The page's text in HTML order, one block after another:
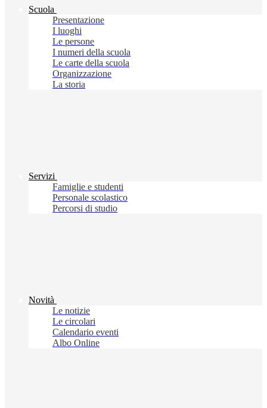
Scuola
Presentazione
I luoghi
Le persone
I numeri della scuola
Le carte della scuola
Organizzazione
La storia
Servizi
Famiglie e studenti
Personale scolastico
Percorsi di studio
Novità
Le notizie
Le circolari
Calendario eventi
Albo Online